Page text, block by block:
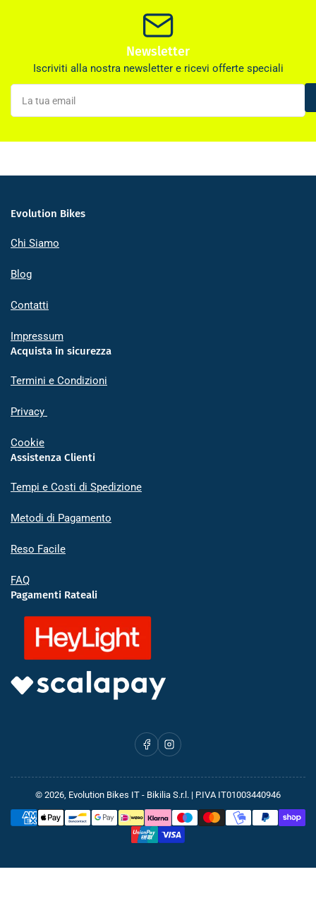
Newsletter
Iscriviti alla nostra newsletter e ricevi offerte speciali
La
tua
email
Evolution Bikes
Chi Siamo
Blog
Contatti
Impressum
Acquista in sicurezza
Termini e Condizioni
Privacy
Cookie
Assistenza Clienti
Tempi e Costi di Spedizione
Metodi di Pagamento
Reso Facile
FAQ
Pagamenti Rateali
FacebookInstagram
© 2026, Evolution Bikes IT - Bikilia S.r.l. | P.IVA IT01003440946
Metodi
di
pagamento